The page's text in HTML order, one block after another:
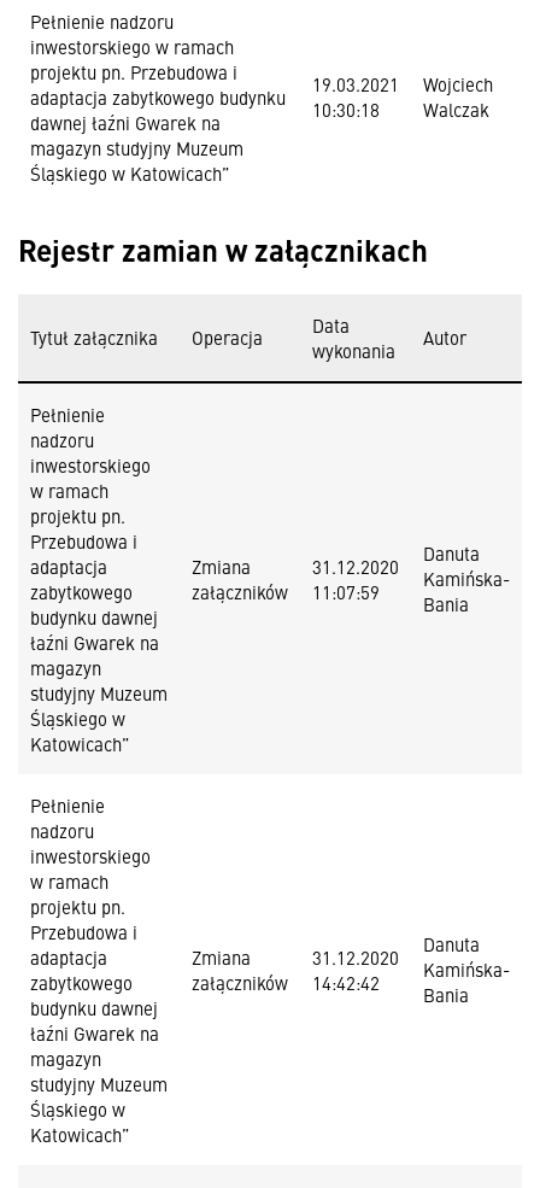
Pełnienie nadzoru
inwestorskiego w ramach
projektu pn. Przebudowa i
adaptacja zabytkowego budynku
dawnej łaźni Gwarek na
magazyn studyjny Muzeum
Śląskiego w Katowicach”
19.03.2021
10:30:18
Wojciech
Walczak
Rejestr zamian w załącznikach
Tytuł załącznika Operacja
Data
wykonania
Autor
Pełnienie
nadzoru
inwestorskiego
w ramach
projektu pn.
Przebudowa i
adaptacja
zabytkowego
budynku dawnej
łaźni Gwarek na
magazyn
studyjny Muzeum
Śląskiego w
Katowicach”
Zmiana
załączników
31.12.2020
11:07:59
Danuta
Kamińska-
Bania
Pełnienie
nadzoru
inwestorskiego
w ramach
projektu pn.
Przebudowa i
adaptacja
zabytkowego
budynku dawnej
łaźni Gwarek na
magazyn
studyjny Muzeum
Śląskiego w
Katowicach”
Zmiana
załączników
31.12.2020
14:42:42
Danuta
Kamińska-
Bania